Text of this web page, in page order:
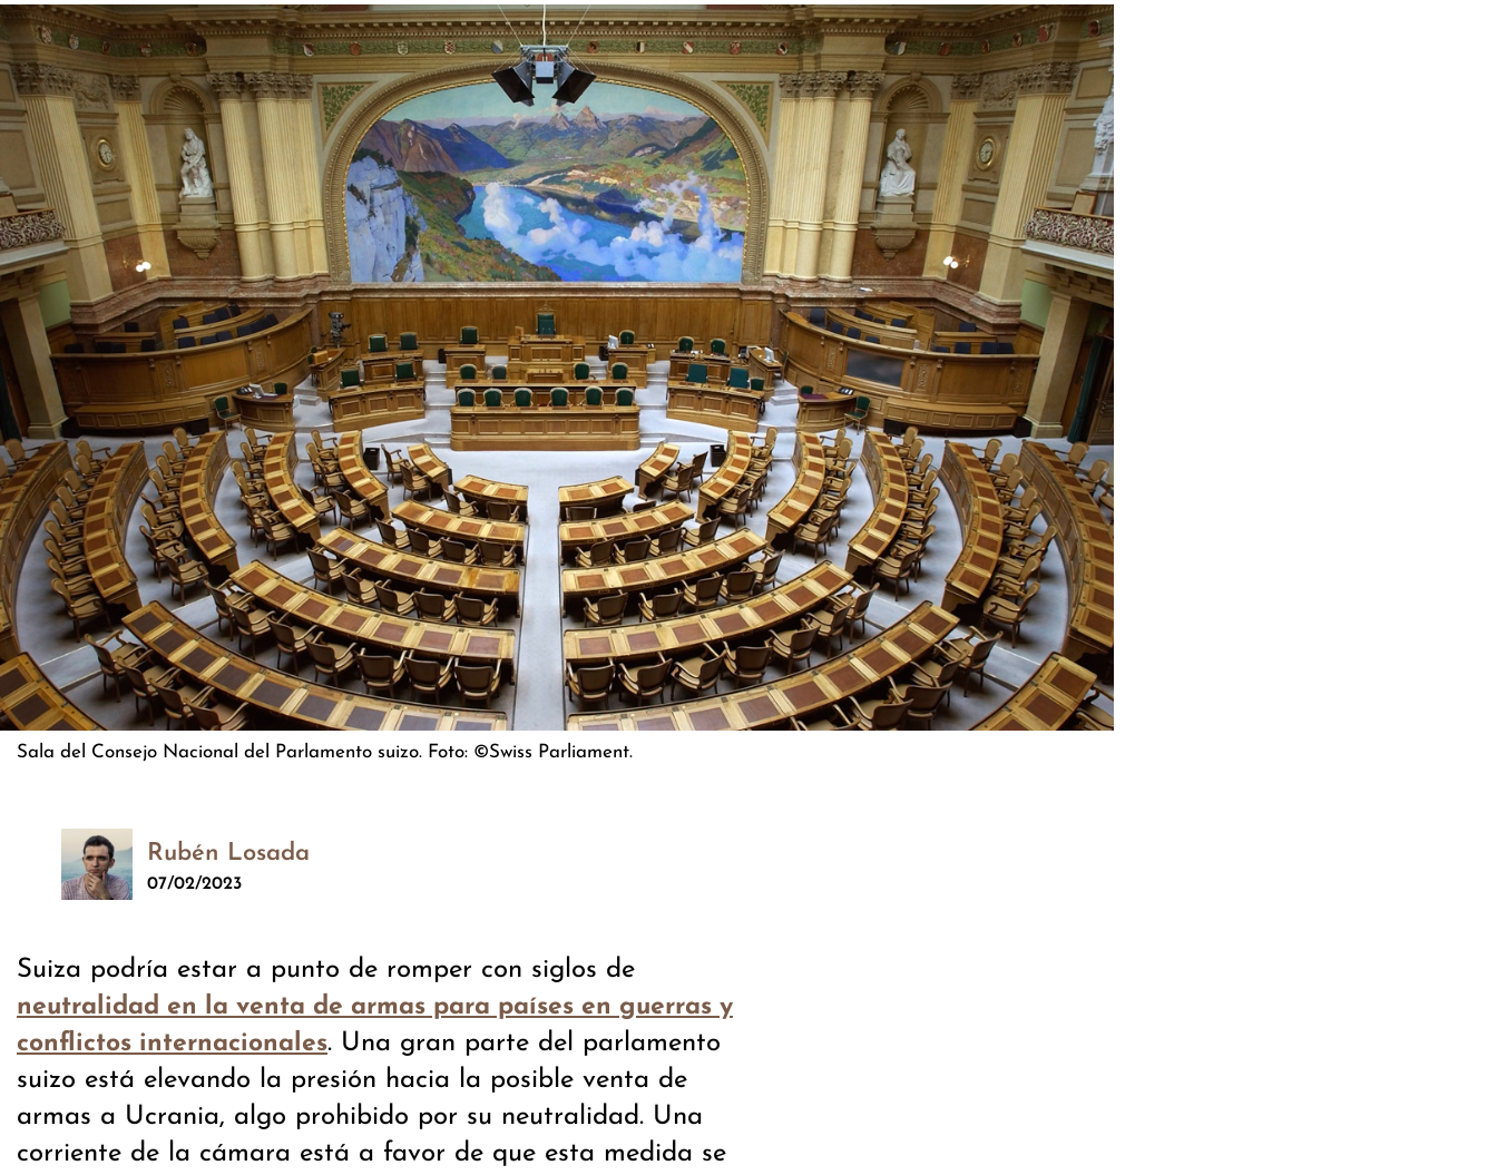
Sala del Consejo Nacional del Parlamento suizo. Foto: ©Swiss Parliament.
Rubén Losada
07/02/2023
Suiza podría estar a punto de romper con siglos de
neutralidad en la venta de armas para países en guerras y
conflictos internacionales. Una gran parte del parlamento
suizo está elevando la presión hacia la posible venta de
armas a Ucrania, algo prohibido por su neutralidad. Una
corriente de la cámara está a favor de que esta medida se